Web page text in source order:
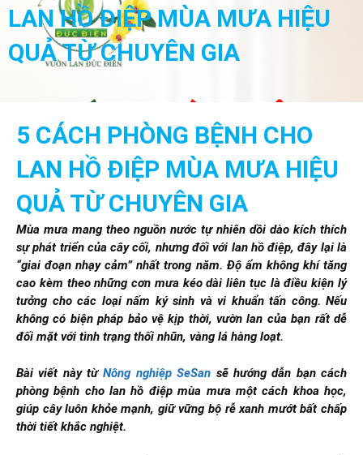
LAN HỒ ĐIỆP MÙA MƯA HIỆU
QUẢ TỪ CHUYÊN GIA
5 CÁCH PHÒNG BỆNH CHO
LAN HỒ ĐIỆP MÙA MƯA HIỆU
QUẢ TỪ CHUYÊN GIA
Mùa mưa mang theo nguồn nước tự nhiên dồi dào kích thích
sự phát triển của cây cối, nhưng đối với lan hồ điệp, đây lại là
“giai đoạn nhạy cảm” nhất trong năm. Độ ẩm không khí tăng
cao kèm theo những cơn mưa kéo dài liên tục là điều kiện lý
tưởng cho các loại nấm ký sinh và vi khuẩn tấn công. Nếu
không có biện pháp bảo vệ kịp thời, vườn lan của bạn rất dễ
đối mặt với tình trạng thối nhũn, vàng lá hàng loạt.
Bài viết này từNông nghiệp SeSan sẽ hướng dẫn bạn cách
phòng bệnh cho lan hồ điệp mùa mưa một cách khoa học,
giúp cây luôn khỏe mạnh, giữ vững bộ rễ xanh mướt bất chấp
thời tiết khắc nghiệt.